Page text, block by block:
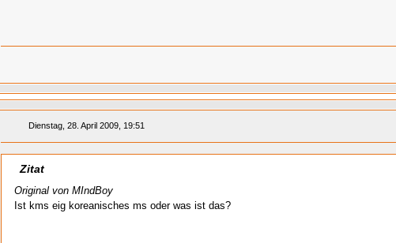
Dienstag, 28. April 2009, 19:51
Zitat
Original von MIndBoy
Ist kms eig koreanisches ms oder was ist das?